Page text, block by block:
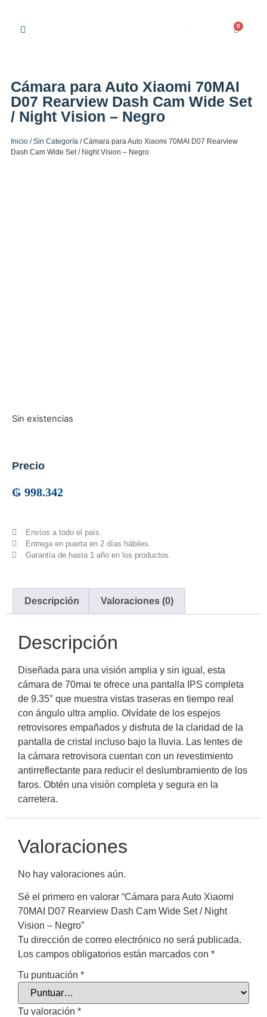
0
Cámara para Auto Xiaomi 70MAI
D07 Rearview Dash Cam Wide Set
/ Night Vision – Negro
Inicio /Sin Categoría / Cámara para Auto Xiaomi 70MAI D07 Rearview
Dash Cam Wide Set / Night Vision – Negro
Sin existencias
Precio
₲ 998.342
Envíos a todo el país.
Entrega en puerta en 2 días hábiles.
Garantía de hasta 1 año en los productos.
Descripción Valoraciones (0)
Descripción
Diseñada para una visión amplia y sin igual, esta
cámara de 70mai te ofrece una pantalla IPS completa
de 9.35″ que muestra vistas traseras en tiempo real
con ángulo ultra amplio. Olvídate de los espejos
retrovisores empañados y disfruta de la claridad de la
pantalla de cristal incluso bajo la lluvia. Las lentes de
la cámara retrovisora cuentan con un revestimiento
antirreflectante para reducir el deslumbramiento de los
faros. Obtén una visión completa y segura en la
carretera.
Valoraciones
No hay valoraciones aún.
Sé el primero en valorar “Cámara para Auto Xiaomi
70MAI D07 Rearview Dash Cam Wide Set / Night
Vision – Negro”
Tu dirección de correo electrónico no será publicada.
Los campos obligatorios están marcados con *
Tu puntuación *
Tu valoración *